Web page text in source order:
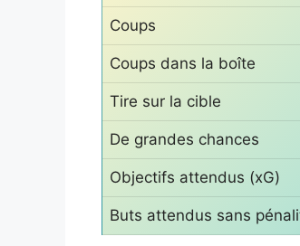
Coups
Coups dans la boîte
Tire sur la cible
De grandes chances
Objectifs attendus (xG)
Buts attendus sans